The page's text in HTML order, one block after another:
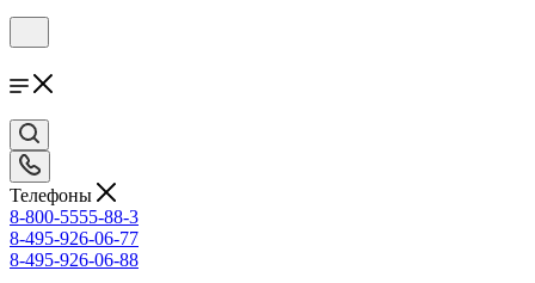
Телефоны
8-800-5555-88-3
8-495-926-06-77
8-495-926-06-88